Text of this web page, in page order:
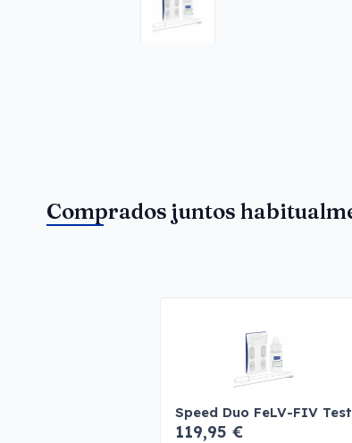
Comprados juntos
Speed Duo FeLV-FIV Test
119,95 €